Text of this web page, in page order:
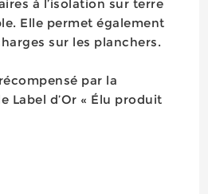
à l’isolation sur terre
Elle permet également
sur les planchers.
par la
Label d’Or « Élu produit